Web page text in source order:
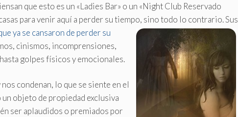
que esto es un «Ladies Bar» o un «Night Club Reservado
para venir aquí a perder su tiempo, sino todo lo contrario. Sus
ya se cansaron de perder su
cinismos, incomprensiones,
golpes físicos y emocionales.
condenan, lo que se siente en el
objeto de propiedad exclusiva
ser aplaudidos o premiados por